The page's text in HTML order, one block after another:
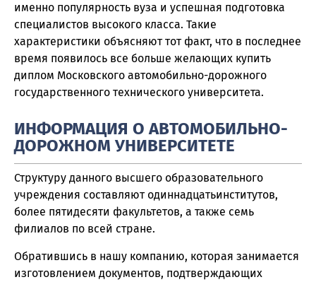
именно популярность вуза и успешная подготовка
специалистов высокого класса. Такие
характеристики объясняют тот факт, что в последнее
время появилось все больше желающих купить
диплом Московского автомобильно-дорожного
государственного технического университета.
ИНФОРМАЦИЯ О АВТОМОБИЛЬНО-
ДОРОЖНОМ УНИВЕРСИТЕТЕ
Структуру данного высшего образовательного
учреждения составляют одиннадцатьинститутов,
более пятидесяти факультетов, а также семь
филиалов по всей стране.
Обратившись в нашу компанию, которая занимается
изготовлением документов, подтверждающих